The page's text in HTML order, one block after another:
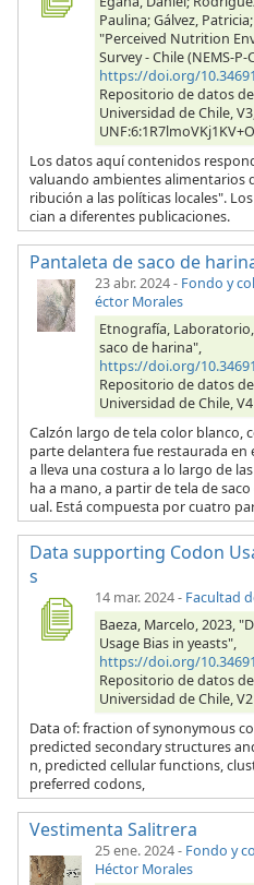
Paulina; Gálvez,
"Perceived Nutrition
Survey - Chile (NEMS-P-
https://doi.org/
Repositorio de datos
Universidad de Chile,
Los datos aquí contenidos
valuando ambientes alimentarios
ribución a las políticas locales".
cian a diferentes publicaciones.
Pantaleta de saco de
23 abr. 2024- Fondo y
éctor Morales
Etnografía,
saco de harina",
https://doi.org/
Repositorio de datos
Universidad de Chile, V4
Calzón largo de tela color blanco,
parte delantera fue restaurada en
a lleva una costura a lo largo de
ha a mano, a partir de tela de
ual. Está compuesta por cuatro
Data supporting Codon
s
14 mar. 2024- Facultad
Baeza, Marcelo, 2023,
Usage Bias in yeasts",
https://doi.org/
Repositorio de datos
Universidad de Chile, V2
Data of: fraction of synonymous
predicted secondary structures
n, predicted cellular functions,
preferred codons,
Vestimenta Salitrera
25 ene. 2024- Fondo y
Héctor Morales